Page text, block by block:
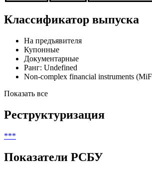
Классификатор выпуска
На предъявителя
Купонные
Документарные
Ранг: Undefined
Non-complex financial instruments
Показать все
Реструктуризация
***
Показатели РСБУ